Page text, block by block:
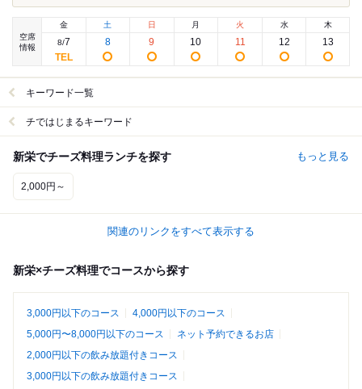
空席
情報
金
8/7
土
8
日
9
月
10
火
11
水
12
木
13
キーワード一覧
チではじまるキーワード
新栄でチーズ料理ランチを探す もっと見る
2,000円～
関連のリンクをすべて表示する
新栄×チーズ料理でコースから探す
3,000円以下のコース
4,000円以下のコース
5,000円〜8,000円以下のコース
ネット予約できるお店
2,000円以下の飲み放題付きコース
3,000円以下の飲み放題付きコース